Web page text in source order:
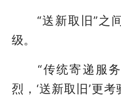
“送新取旧”之间
级。
“传统寄递服务
烈，‘送新取旧’更